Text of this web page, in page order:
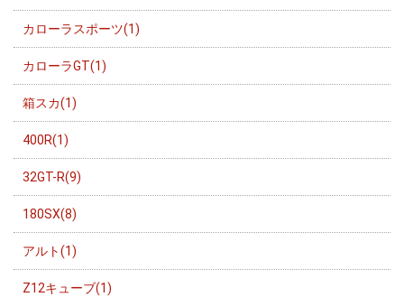
カローラスポーツ(1)
カローラGT(1)
箱スカ(1)
400R(1)
32GT-R(9)
180SX(8)
アルト(1)
Z12キューブ(1)